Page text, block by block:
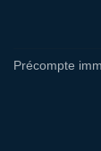
Précompte